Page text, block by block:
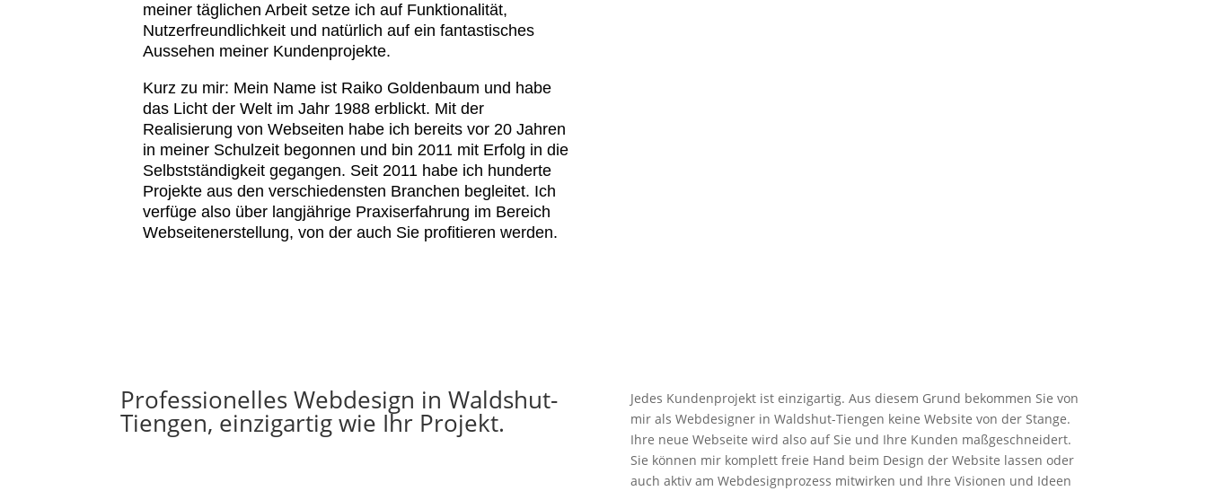
meiner täglichen Arbeit setze ich auf Funktionalität,
Nutzerfreundlichkeit und natürlich auf ein fantastisches
Aussehen meiner Kundenprojekte.
Kurz zu mir: Mein Name ist Raiko Goldenbaum und habe
das Licht der Welt im Jahr 1988 erblickt. Mit der
Realisierung von Webseiten habe ich bereits vor 20 Jahren
in meiner Schulzeit begonnen und bin 2011 mit Erfolg in die
Selbstständigkeit gegangen. Seit 2011 habe ich hunderte
Projekte aus den verschiedensten Branchen begleitet. Ich
verfüge also über langjährige Praxiserfahrung im Bereich
Webseitenerstellung, von der auch Sie profitieren werden.
Professionelles Webdesign in Waldshut-
Tiengen, einzigartig wie Ihr Projekt.
Jedes Kundenprojekt ist einzigartig. Aus diesem Grund bekommen Sie von
mir als Webdesigner in Waldshut-Tiengen keine Website von der Stange.
Ihre neue Webseite wird also auf Sie und Ihre Kunden maßgeschneidert.
Sie können mir komplett freie Hand beim Design der Website lassen oder
auch aktiv am Webdesignprozess mitwirken und Ihre Visionen und Ideen